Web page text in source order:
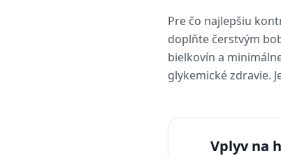
Pre čo najlepšiu
doplňte čerstvým
bielkovín a
glykemické zdravie.
Vplyv na